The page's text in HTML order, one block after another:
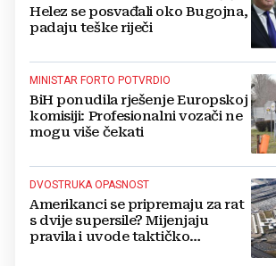
Helez se posvađali oko Bugojna,
padaju teške riječi
MINISTAR FORTO POTVRDIO
BiH ponudila rješenje Europskoj
komisiji: Profesionalni vozači ne
mogu više čekati
DVOSTRUKA OPASNOST
Amerikanci se pripremaju za rat
s dvije supersile? Mijenjaju
pravila i uvode taktičko